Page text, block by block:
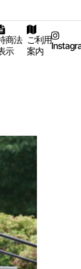
商法
示
ご利用
案内